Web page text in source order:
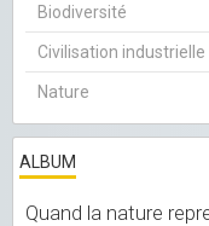
Biodiversité
Civilisation industrielle
Nature
ALBUM
Quand la nature